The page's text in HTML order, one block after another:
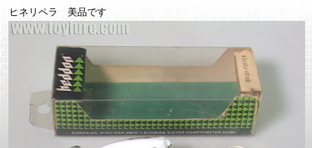
ヒネリペラ 美品です